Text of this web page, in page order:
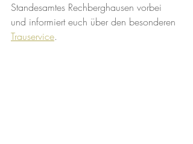
Standesamtes Rechberghausen vorbei
und informiert euch über den besonderen
Trauservice.